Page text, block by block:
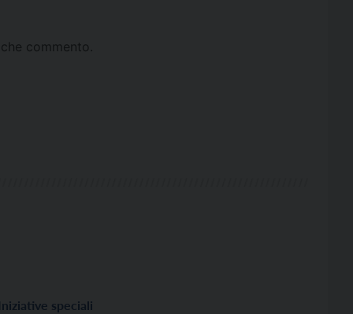
commento.
Iniziative speciali